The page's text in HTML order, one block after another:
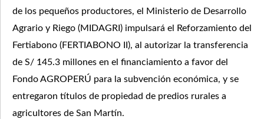
de los pequeños productores, el Ministerio de Desarrollo
Agrario y Riego (MIDAGRI) impulsará el Reforzamiento del
Fertiabono (FERTIABONO II), al autorizar la transferencia
de S/ 145.3 millones en el financiamiento a favor del
Fondo AGROPERÚ para la subvención económica, y se
entregaron títulos de propiedad de predios rurales a
agricultores de San Martín.